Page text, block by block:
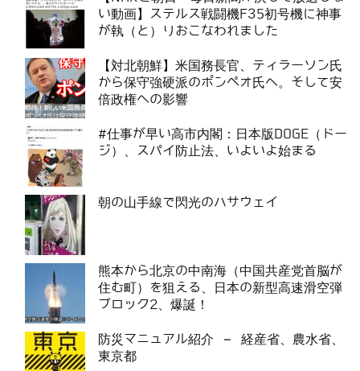
い動画】ステルス戦闘機F35初号機に神事
が執（と）りおこなわれました
【対北朝鮮】米国務長官、ティラーソン氏
から保守強硬派のポンぺオ氏へ。そして安
倍政権への影響
#仕事が早い高市内閣：日本版DOGE（ドー
ジ）、スパイ防止法、いよいよ始まる
朝の山手線で閃光のハサウェイ
熊本から北京の中南海（中国共産党首脳が
住む町）を狙える、日本の新型高速滑空弾
ブロック2、爆誕！
防災マニュアル紹介 – 経産省、農水省、
東京都